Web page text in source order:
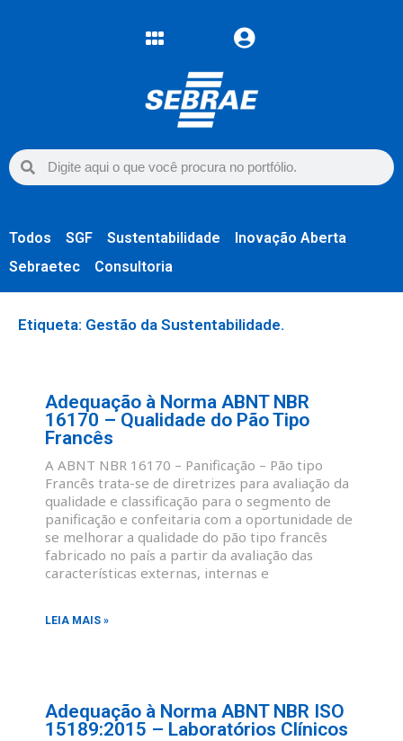
Todos SGF Sustentabilidade
Inovação Aberta
Sebraetec
Consultoria
Etiqueta: Gestão da Sustentabilidade.
Adequação à Norma ABNT NBR
16170 – Qualidade do Pão Tipo
Francês
A ABNT NBR 16170 – Panificação – Pão tipo
Francês trata-se de diretrizes para avaliação da
qualidade e classificação para o segmento de
panificação e confeitaria com a oportunidade de
se melhorar a qualidade do pão tipo francês
fabricado no país a partir da avaliação das
características externas, internas e
LEIA MAIS »
Adequação à Norma ABNT NBR ISO
15189:2015 – Laboratórios Clínicos